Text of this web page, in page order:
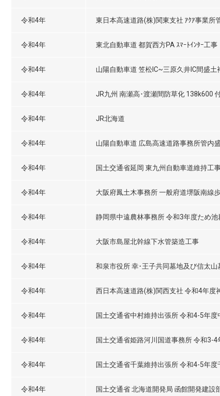
令和4年 東日本高速道路(株)関東支社 ｱｸｱ事業所
令和4年 東北自動車道 都賀西方PA ｽﾏｰﾄｲﾝﾀｰ工事
令和4年 山陽自動車道 笠松IC~三原久井IC間盛土
令和4年 JR九州 南瀬高･渡瀬間防草化 138k600
令和4年 JR北海道
令和4年 山陽自動車道 広島高速道路事務所管内
令和4年 国土交通省延岡 東九州自動車道維持工
令和4年 大阪府鳳土木事務所 一般府道堺阪南線
令和4年 静岡県中遠農林事務所 令和3年度ため
令和4年 大阪市島屋北幹線下水管築造工事
令和4年 和泉市役所 幸･王子共同墓地及び信太山
令和4年 西日本高速道路(株)関西支社 令和4年度
令和4年 国土交通省中村維持出張所 令和4-5年
令和4年 国土交通省姫路河川国道事務所 令和3-
令和4年 国土交通省千葉維持出張所 令和4-5年
令和4年 国土交通省 北海道開発局 函館開発建設